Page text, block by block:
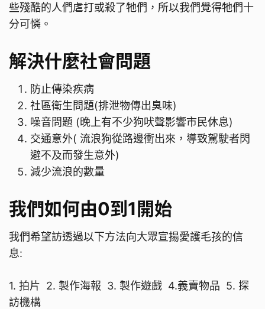
些殘酷的人們虐打或殺了牠們，所以我們覺得牠們十
分可憐。
解決什麼社會問題
防止傳染疾病
社區衛生問題(排泄物傳出臭味)
噪音問題 (晚上有不少狗吠聲影響市民休息)
交通意外( 流浪狗從路邊衝出來，導致駕駛者閃
避不及而發生意外)
減少流浪的數量
我們如何由0到1開始
我們希望訪透過以下方法向大眾宣揚愛護毛孩的信
息:
1. 拍片 2. 製作海報 3. 製作遊戲 4.義賣物品 5. 探
訪機構